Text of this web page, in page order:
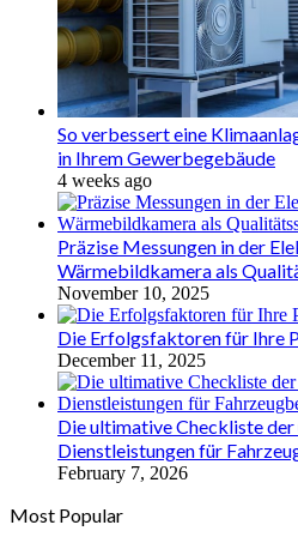
So verbessert eine
in Ihrem Gewerbegebäude
4 weeks ago
Präzise Messungen in der
Wärmebildkamera als
November 10, 2025
Die Erfolgsfaktoren für Ihre
December 11, 2025
Die ultimative Checkliste
Dienstleistungen für
February 7, 2026
Most Popular